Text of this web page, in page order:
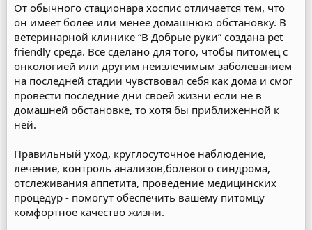
От обычного стационара хоспис отличается тем, что
он имеет более или менее домашнюю обстановку. В
ветеринарной клинике “В Добрые руки” создана pet
friendly среда. Все сделано для того, чтобы питомец с
онкологией или другим неизлечимым заболеванием
на последней стадии чувствовал себя как дома и смог
провести последние дни своей жизни если не в
домашней обстановке, то хотя бы приближенной к
ней.
Правильный уход, круглосуточное наблюдение,
лечение, контроль анализов,болевого синдрома,
отслеживания аппетита, проведение медицинских
процедур - помогут обеспечить вашему питомцу
комфортное качество жизни.